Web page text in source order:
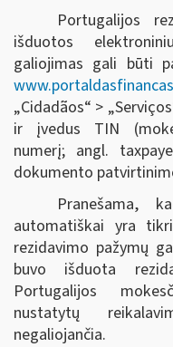
Portugalijos
išduotos
galiojimas gali būti
„Cidadãos“ >
ir įvedus TIN
numerį; angl.
dokumento
Pranešama,
automatiškai yra
rezidavimo pažymų
buvo išduota
Portugalijos
nustatytų
negaliojančia.